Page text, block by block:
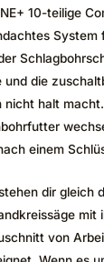
10-teilige
System
und die
nicht halt
einem
dir gleich
mit
von